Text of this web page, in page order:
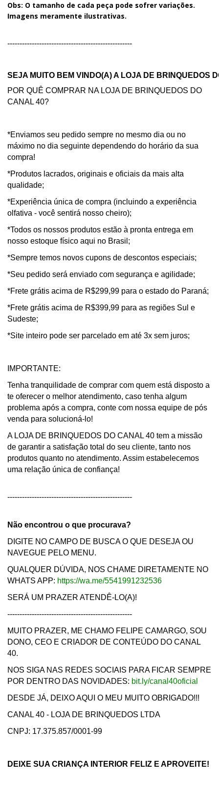
Obs: O tamanho de cada peça pode sofrer variações.
Imagens meramente ilustrativas.
---------------------------------------------------
SEJA MUITO BEM VINDO(A) A LOJA DE BRINQUEDOS
POR QUÊ COMPRAR NA LOJA DE BRINQUEDOS DO
CANAL 40?
*Enviamos seu pedido sempre no mesmo dia ou no
máximo no dia seguinte dependendo do horário da sua
compra!
*Produtos lacrados, originais e oficiais da mais alta
qualidade;
*Experiência única de compra (incluindo a experiência
olfativa - você sentirá nosso cheiro);
*Todos os nossos produtos estão à pronta entrega em
nosso estoque físico aqui no Brasil;
*Sempre temos novos cupons de descontos especiais;
*Seu pedido será enviado com segurança e agilidade;
*Frete grátis acima de R$299,99 para o estado do Paraná;
*Frete grátis acima de R$399,99 para as regiões Sul e
Sudeste;
*Site inteiro pode ser parcelado em até 3x sem juros;
IMPORTANTE:
Tenha tranquilidade de comprar com quem está disposto a
te oferecer o melhor atendimento, caso tenha algum
problema após a compra, conte com nossa equipe de pós
venda para solucioná-lo!
A LOJA DE BRINQUEDOS DO CANAL 40 tem a missão
de garantir a satisfação total do seu cliente, tanto nos
produtos quanto no atendimento. Assim estabelecemos
uma relação única de confiança!
---------------------------------------------------
Não encontrou o que procurava?
DIGITE NO CAMPO DE BUSCA O QUE DESEJA OU
NAVEGUE PELO MENU.
QUALQUER DÚVIDA, NOS CHAME DIRETAMENTE NO
WHATS APP: https://wa.me/5541991232536
SERÁ UM PRAZER ATENDÊ-LO(A)!
---------------------------------------------------
MUITO PRAZER, ME CHAMO FELIPE CAMARGO, SOU
DONO, CEO E CRIADOR DE CONTEÚDO DO CANAL
40.
NOS SIGA NAS REDES SOCIAIS PARA FICAR SEMPRE
POR DENTRO DAS NOVIDADES: bit.ly/canal40oficial
DESDE JÁ, DEIXO AQUI O MEU MUITO OBRIGADO!!!
CANAL 40 - LOJA DE BRINQUEDOS LTDA
CNPJ: 17.375.857/0001-99
DEIXE SUA CRIANÇA INTERIOR FELIZ E APROVEITE!